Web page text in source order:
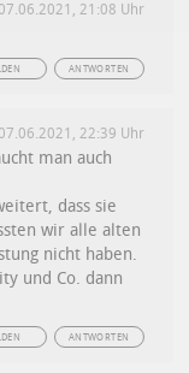
21:08 Uhr
ANTWORTEN
22:39 Uhr
man auch
dass sie
wir alle alten
nicht haben.
und Co. dann
ANTWORTEN